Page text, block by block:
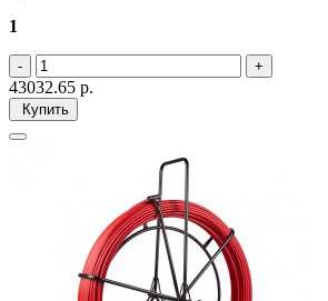
1
43032.65 р.
Купить